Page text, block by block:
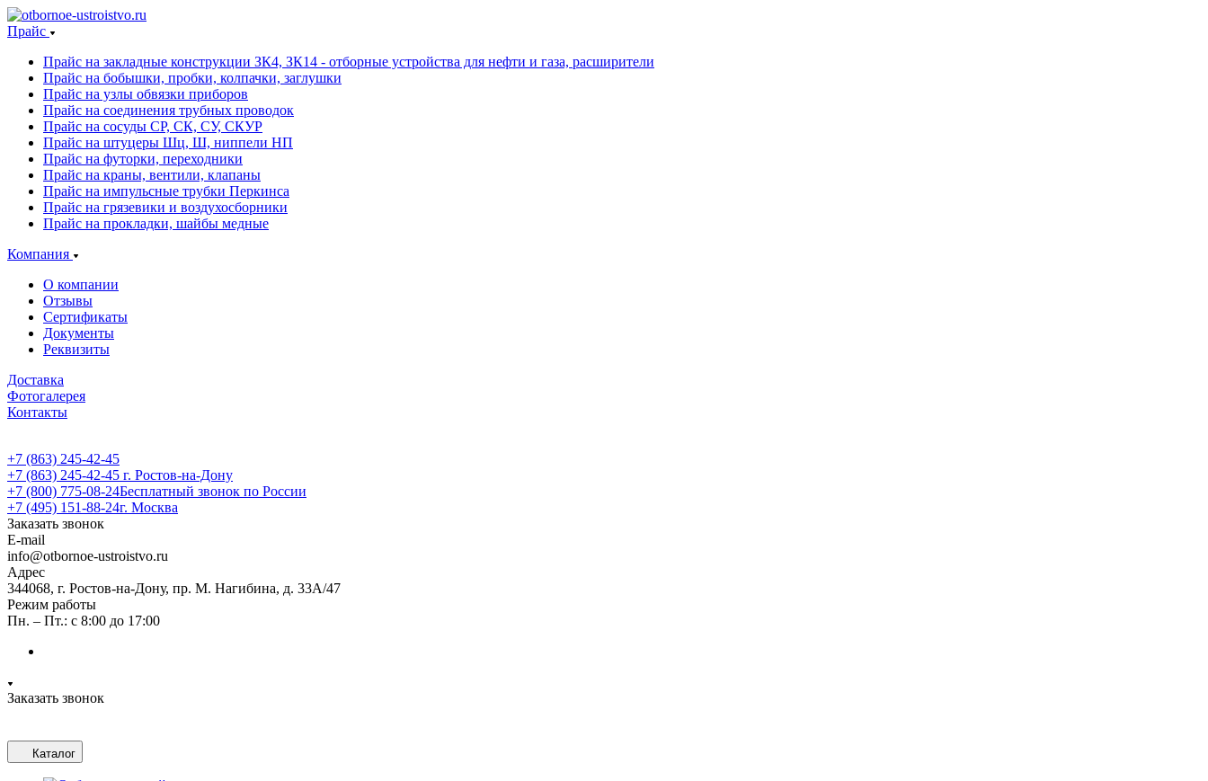
Прайс
Прайс на закладные конструкции ЗК4, ЗК14 - отборные устройства для нефти и газа, расширители
Прайс на бобышки, пробки, колпачки, заглушки
Прайс на узлы обвязки приборов
Прайс на соединения трубных проводок
Прайс на сосуды СР, СК, СУ, СКУР
Прайс на штуцеры Шц, Ш, ниппели НП
Прайс на футорки, переходники
Прайс на краны, вентили, клапаны
Прайс на импульсные трубки Перкинса
Прайс на грязевики и воздухосборники
Прайс на прокладки, шайбы медные
Компания
О компании
Отзывы
Сертификаты
Документы
Реквизиты
Доставка
Фотогалерея
Контакты
+7 (863) 245-42-45
+7 (863) 245-42-45 г. Ростов-на-Дону
+7 (800) 775-08-24Бесплатный звонок по России
+7 (495) 151-88-24г. Москва
Заказать звонок
E-mail
info@otbornoe-ustroistvo.ru
Адрес
344068, г. Ростов-на-Дону, пр. М. Нагибина, д. 33А/47
Режим работы
Пн. – Пт.: с 8:00 до 17:00
Заказать звонок
Каталог